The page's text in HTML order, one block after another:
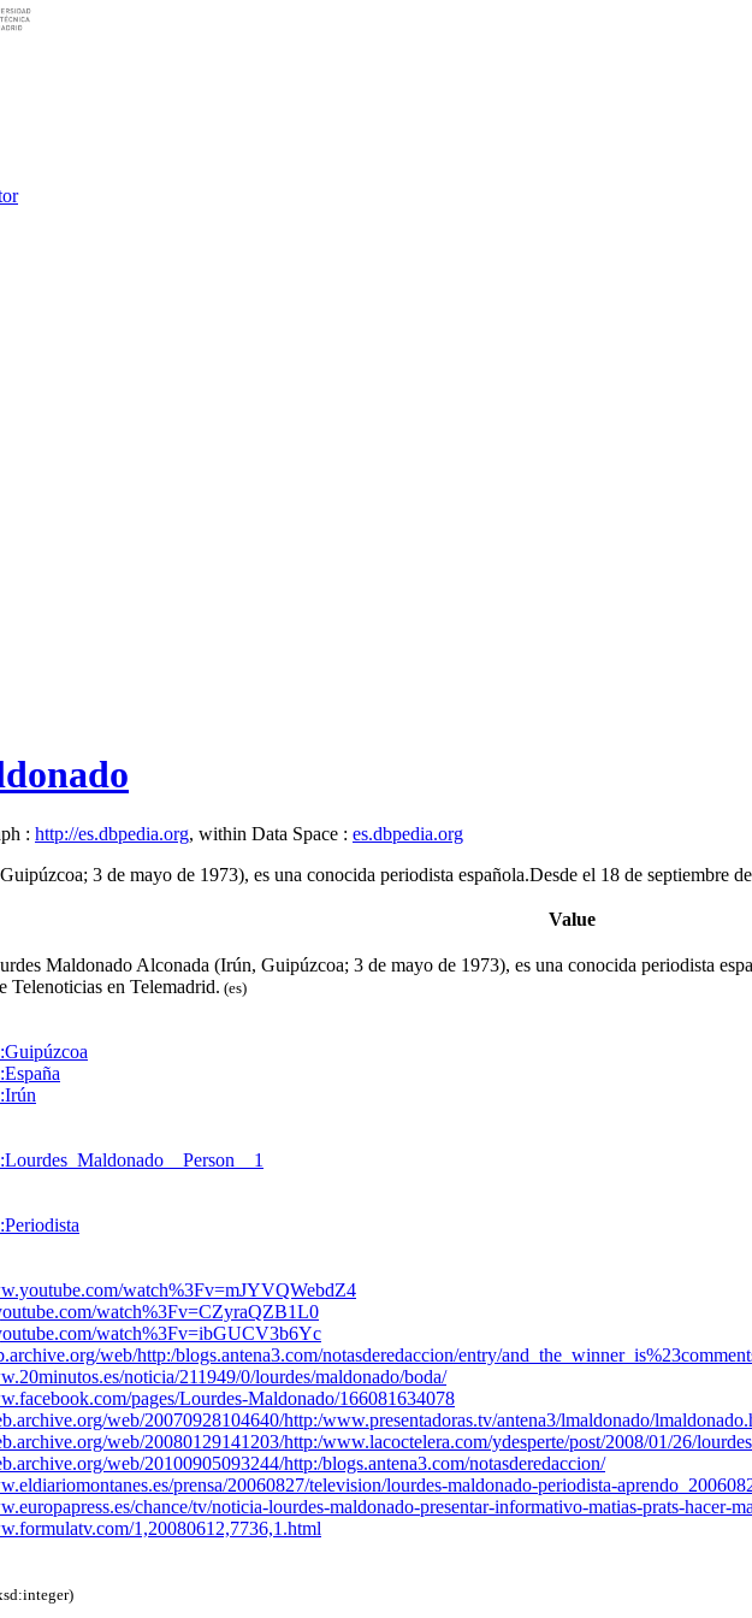
: http://es.dbpedia.org, within Data Space : es.dbpedia.org
3 de mayo de 1973), es una conocida periodista española.Desde el 18 de septiembre
Value
Maldonado Alconada (Irún, Guipúzcoa; 3 de mayo de 1973), es una conocida periodista
Telenoticias en Telemadrid. (es)
:Guipúzcoa
:España
:Irún
:Lourdes_Maldonado__Person__1
:Periodista
watch%3Fv=mJYVQWebdZ4
watch%3Fv=CZyraQZB1L0
watch%3Fv=ibGUCV3b6Yc
web/http:/blogs.antena3.com/notasderedaccion/entry/
noticia/211949/0/lourdes/maldonado/boda/
pages/Lourdes-Maldonado/166081634078
web/20070928104640/http:/www.presentadoras.tv/antena3/lmaldonado/
web/20080129141203/http:/www.lacoctelera.com/ydesperte/post/2008/01/26/
web/20100905093244/http:/blogs.antena3.com/notasderedaccion/
prensa/20060827/television/lourdes-maldonado-periodista-
chance/tv/noticia-lourdes-maldonado-presentar-informativo-matias-prats-hacer-
1,20080612,7736,1.html